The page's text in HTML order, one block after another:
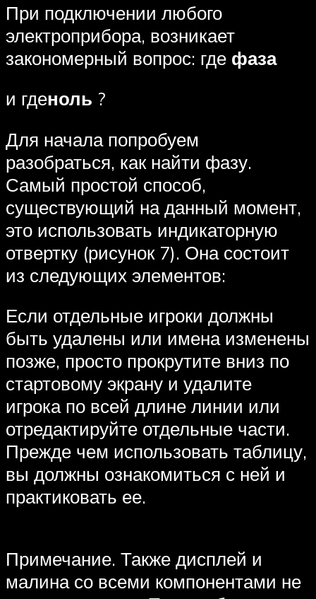
При подключении любого
электроприбора, возникает
закономерный вопрос: где фаза
и гденоль ?
Для начала попробуем
разобраться, как найти фазу.
Самый простой способ,
существующий на данный момент,
это использовать индикаторную
отвертку (рисунок 7). Она состоит
из следующих элементов:
Если отдельные игроки должны
быть удалены или имена изменены
позже, просто прокрутите вниз по
стартовому экрану и удалите
игрока по всей длине линии или
отредактируйте отдельные части.
Прежде чем использовать таблицу,
вы должны ознакомиться с ней и
практиковать ее.
Примечание. Также дисплей и
малина со всеми компонентами не